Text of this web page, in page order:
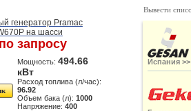
по запросу
Мощность:494.66
кВт
Расход топлива (л/час):
96.92
Объем бака (л):1000
Напряжение:400
Вывести
Испания >>